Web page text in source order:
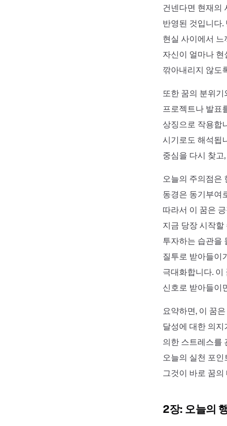
건넨다면 현재의
반영된 것입니다
현실 사이에서
자신이 얼마나
깎아내리지 않도
또한 꿈의 분위
프로젝트나 발표
상징으로 작용합
시기로도 해석됩
중심을 다시 찾고
오늘의 주의점은
동경은 동기부여
따라서 이 꿈은
지금 당장 시작
투자하는 습관을
질투로 받아들이
극대화합니다.
신호로 받아들이
요약하면, 이 꿈
달성에 대한 의
의한 스트레스를
오늘의 실천 포
그것이 바로 꿈
2장: 오늘의